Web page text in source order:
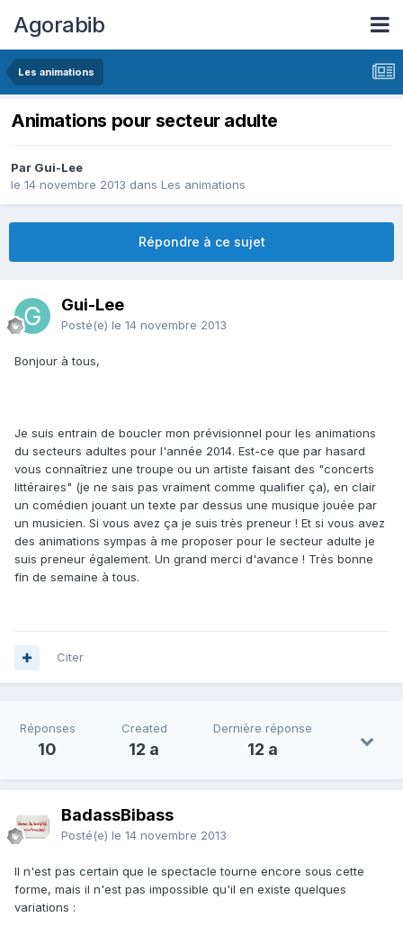
Agorabib
Les animations
Animations pour secteur adulte
Par Gui-Lee
le 14 novembre 2013 dans Les animations
Répondre à ce sujet
Gui-Lee
Posté(e) le 14 novembre 2013
Bonjour à tous,
Je suis entrain de boucler mon prévisionnel pour les animations
du secteurs adultes pour l'année 2014. Est-ce que par hasard
vous connaîtriez une troupe ou un artiste faisant des "concerts
littéraires" (je ne sais pas vraiment comme qualifier ça), en clair
un comédien jouant un texte par dessus une musique jouée par
un musicien. Si vous avez ça je suis très preneur ! Et si vous avez
des animations sympas à me proposer pour le secteur adulte je
suis preneur également. Un grand merci d'avance ! Très bonne
fin de semaine à tous.
Citer
Réponses
10
Created
12 a
Dernière réponse
12 a
BadassBibass
Posté(e) le 14 novembre 2013
Il n'est pas certain que le spectacle tourne encore sous cette
forme, mais il n'est pas impossible qu'il en existe quelques
variations :